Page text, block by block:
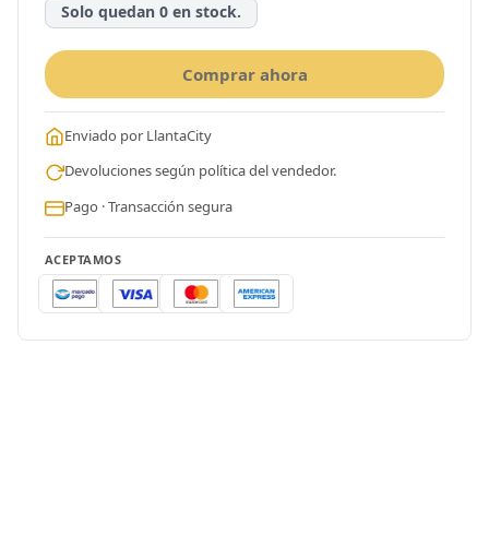
Solo quedan 0 en stock.
Comprar ahora
Enviado por LlantaCity
Devoluciones según política del vendedor.
Pago · Transacción segura
ACEPTAMOS